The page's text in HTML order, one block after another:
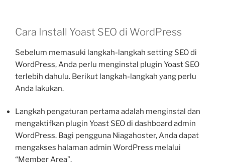
Cara Install Yoast SEO di WordPress
Sebelum memasuki langkah-langkah setting SEO di
WordPress, Anda perlu menginstal plugin Yoast SEO
terlebih dahulu. Berikut langkah-langkah yang perlu
Anda lakukan.
Langkah pengaturan pertama adalah menginstal dan
mengaktifkan plugin Yoast SEO di dashboard admin
WordPress. Bagi pengguna Niagahoster, Anda dapat
mengakses halaman admin WordPress melalui
“Member Area”.